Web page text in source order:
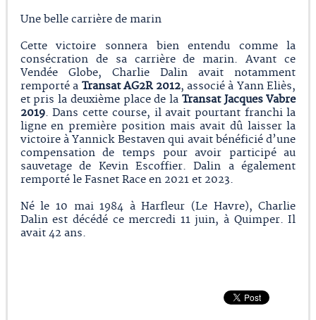
Une belle carrière de marin
Cette victoire sonnera bien entendu comme la
consécration de sa carrière de marin. Avant ce
Vendée Globe, Charlie Dalin avait notamment
remporté a Transat AG2R 2012, associé à Yann Eliès,
et pris la deuxième place de la Transat Jacques Vabre
2019. Dans cette course, il avait pourtant franchi la
ligne en première position mais avait dû laisser la
victoire à Yannick Bestaven qui avait bénéficié d’une
compensation de temps pour avoir participé au
sauvetage de Kevin Escoffier. Dalin a également
remporté le Fasnet Race en 2021 et 2023.
Né le 10 mai 1984 à Harfleur (Le Havre), Charlie
Dalin est décédé ce mercredi 11 juin, à Quimper. Il
avait 42 ans.